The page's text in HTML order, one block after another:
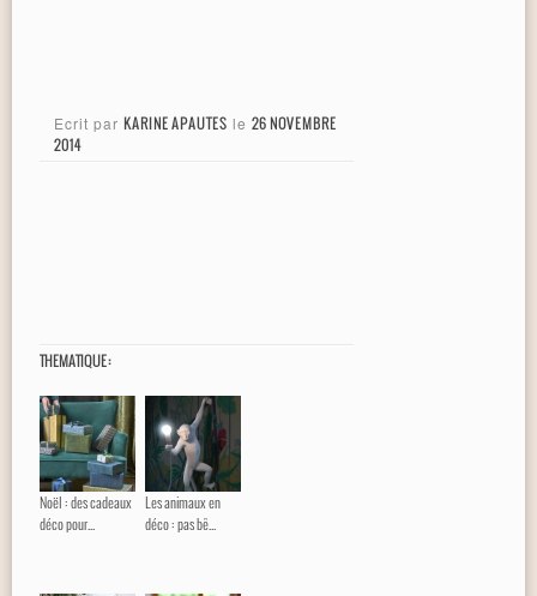
Ecrit par KARINE APAUTES le 26 NOVEMBRE
2014
THEMATIQUE :
Noël : des cadeaux
déco pour...
Les animaux en
déco : pas bê...